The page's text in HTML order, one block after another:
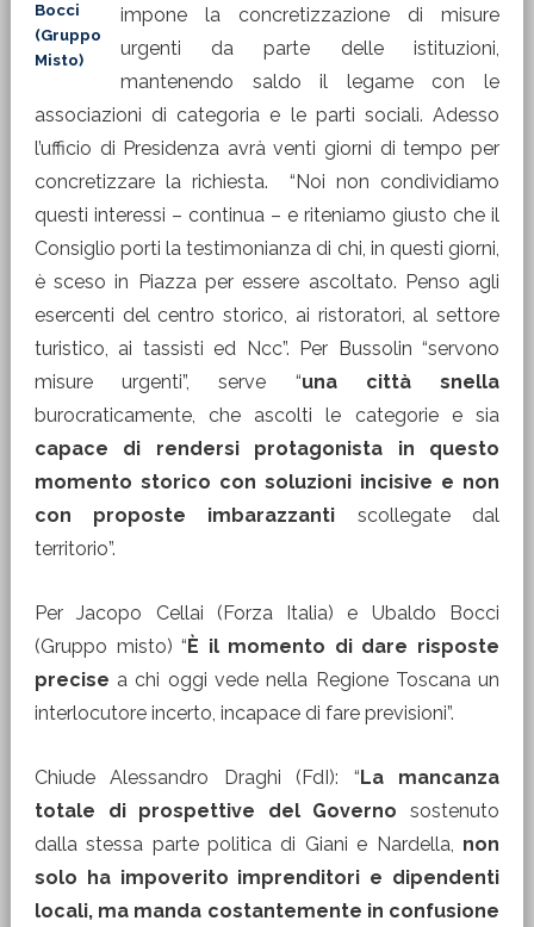
Bocci
(Gruppo
Misto)
impone la concretizzazione di misure
urgenti da parte delle istituzioni,
mantenendo saldo il legame con le
associazioni di categoria e le parti sociali. Adesso
l’ufficio di Presidenza avrà venti giorni di tempo per
concretizzare la richiesta. “Noi non condividiamo
questi interessi – continua – e riteniamo giusto che il
Consiglio porti la testimonianza di chi, in questi giorni,
è sceso in Piazza per essere ascoltato. Penso agli
esercenti del centro storico, ai ristoratori, al settore
turistico, ai tassisti ed Ncc”. Per Bussolin “servono
misure urgenti”, serve “una città snella
burocraticamente, che ascolti le categorie e sia
capace di rendersi protagonista in questo
momento storico con soluzioni incisive e non
con proposte imbarazzanti scollegate dal
territorio”.
Per Jacopo Cellai (Forza Italia) e Ubaldo Bocci
(Gruppo misto) “È il momento di dare risposte
precise a chi oggi vede nella Regione Toscana un
interlocutore incerto, incapace di fare previsioni”.
Chiude Alessandro Draghi (FdI): “La mancanza
totale di prospettive del Governo sostenuto
dalla stessa parte politica di Giani e Nardella, non
solo ha impoverito imprenditori e dipendenti
locali, ma manda costantemente in confusione